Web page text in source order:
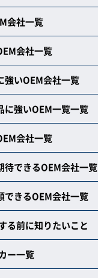
会社一覧
会社一覧
強いOEM会社一覧
に強いOEM一覧一覧
会社一覧
待できるOEM会社一覧
できるOEM会社一覧
る前に知りたいこと
ー一覧